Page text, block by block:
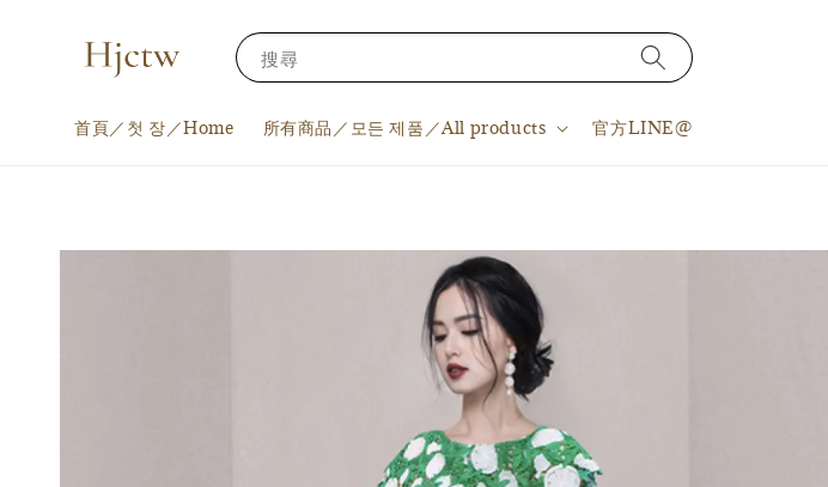
搜尋
首頁／첫 장／Home 所有商品／모든 제품／All products 官方LINE@